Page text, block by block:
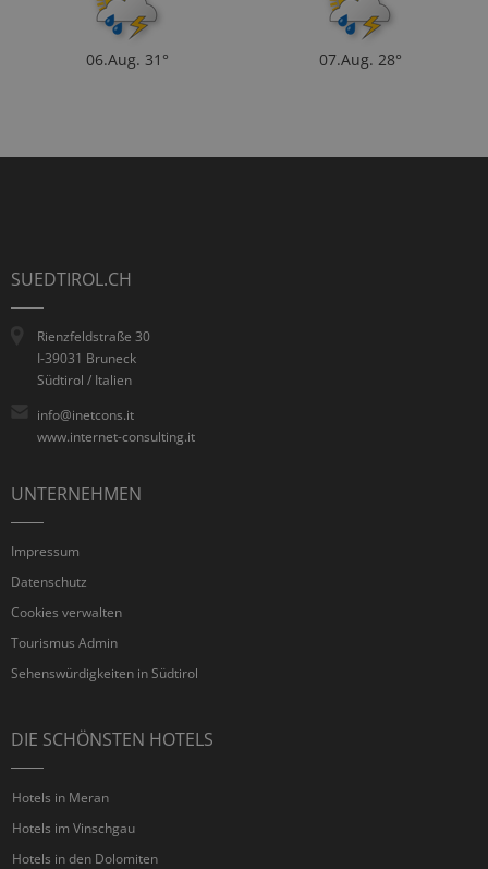
06.Aug. 31° 07.Aug. 28°
SUEDTIROL.CH
Rienzfeldstraße 30
I-39031 Bruneck
Südtirol / Italien
info@inetcons.it
www.internet-consulting.it
UNTERNEHMEN
Impressum
Datenschutz
Cookies verwalten
Tourismus Admin
Sehenswürdigkeiten in Südtirol
DIE SCHÖNSTEN HOTELS
Hotels in Meran
Hotels im Vinschgau
Hotels in den Dolomiten